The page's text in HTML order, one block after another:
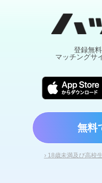
登録無
マッチングサ
無料
› 18歳未満及び高校